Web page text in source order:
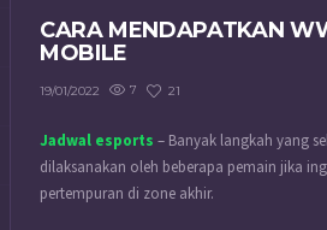
CARA MENDAPATKAN
MOBILE
19/01/2022 7 21
Jadwal esports – Banyak langkah yang
dilaksanakan oleh beberapa pemain jika
pertempuran di zone akhir.